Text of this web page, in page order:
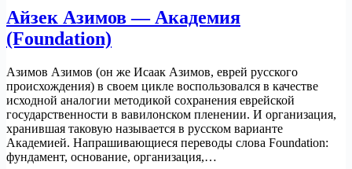
Айзек Азимов — Академия
(Foundation)
Азимов Азимов (он же Исаак Азимов, еврей русского
происхождения) в своем цикле воспользовался в качестве
исходной аналогии методикой сохранения еврейской
государственности в вавилонском пленении. И организация,
хранившая таковую называется в русском варианте
Академией. Напрашивающиеся переводы слова Foundation:
фундамент, основание, организация,…